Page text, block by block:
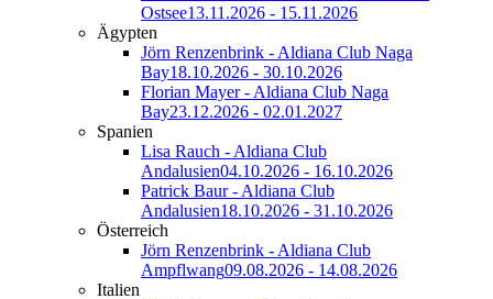
Ostsee13.11.2026 - 15.11.2026
Ägypten
Jörn Renzenbrink - Aldiana Club Naga
Bay18.10.2026 - 30.10.2026
Florian Mayer - Aldiana Club Naga
Bay23.12.2026 - 02.01.2027
Spanien
Lisa Rauch - Aldiana Club
Andalusien04.10.2026 - 16.10.2026
Patrick Baur - Aldiana Club
Andalusien18.10.2026 - 31.10.2026
Österreich
Jörn Renzenbrink - Aldiana Club
Ampflwang09.08.2026 - 14.08.2026
Italien